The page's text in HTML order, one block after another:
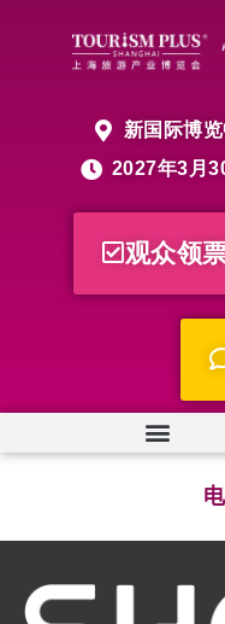
新国际博
2027年3月
观众领